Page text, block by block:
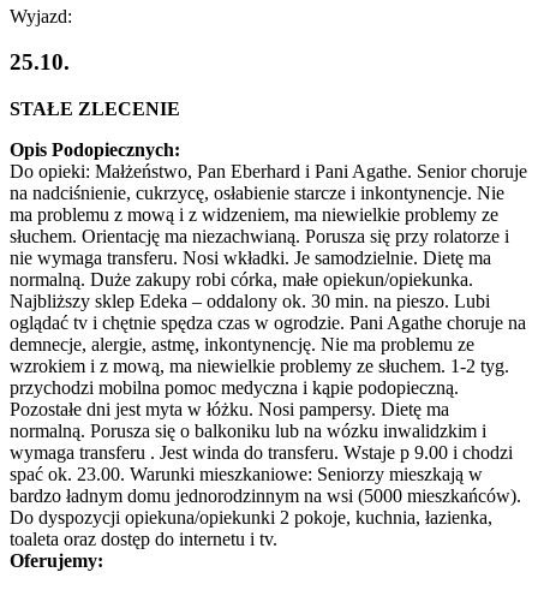
Wyjazd:
25.10.
STAŁE ZLECENIE
Opis Podopiecznych:
Do opieki: Małżeństwo, Pan Eberhard i Pani Agathe. Senior choruje
na nadciśnienie, cukrzycę, osłabienie starcze i inkontynencje. Nie
ma problemu z mową i z widzeniem, ma niewielkie problemy ze
słuchem. Orientację ma niezachwianą. Porusza się przy rolatorze i
nie wymaga transferu. Nosi wkładki. Je samodzielnie. Dietę ma
normalną. Duże zakupy robi córka, małe opiekun/opiekunka.
Najbliższy sklep Edeka – oddalony ok. 30 min. na pieszo. Lubi
oglądać tv i chętnie spędza czas w ogrodzie. Pani Agathe choruje na
demnecje, alergie, astmę, inkontynencję. Nie ma problemu ze
wzrokiem i z mową, ma niewielkie problemy ze słuchem. 1-2 tyg.
przychodzi mobilna pomoc medyczna i kąpie podopieczną.
Pozostałe dni jest myta w łóżku. Nosi pampersy. Dietę ma
normalną. Porusza się o balkoniku lub na wózku inwalidzkim i
wymaga transferu . Jest winda do transferu. Wstaje p 9.00 i chodzi
spać ok. 23.00. Warunki mieszkaniowe: Seniorzy mieszkają w
bardzo ładnym domu jednorodzinnym na wsi (5000 mieszkańców).
Do dyspozycji opiekuna/opiekunki 2 pokoje, kuchnia, łazienka,
toaleta oraz dostęp do internetu i tv.
Oferujemy: